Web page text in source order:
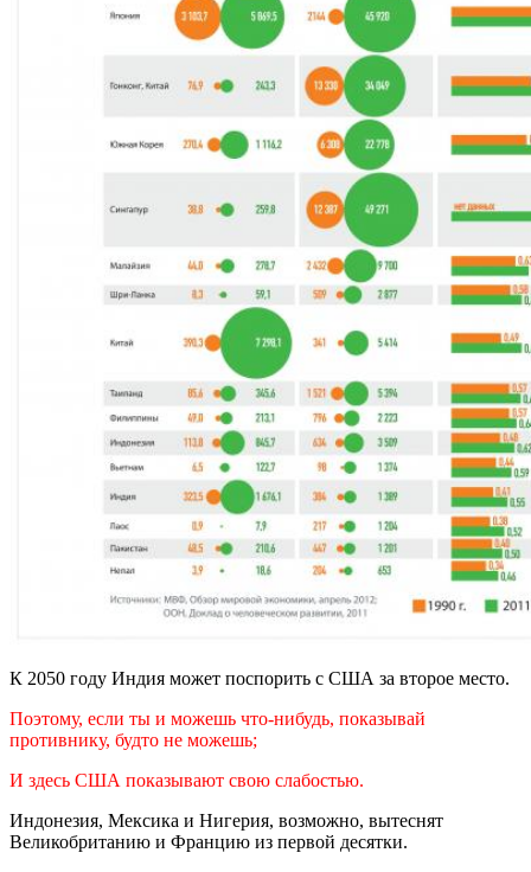
К 2050 году Индия может поспорить с США за второе место.
Поэтому, если ты и можешь что-нибудь, показывай
противнику, будто не можешь;
И здесь США показывают свою слабостью.
Индонезия, Мексика и Нигерия, возможно, вытеснят
Великобританию и Францию из первой десятки.